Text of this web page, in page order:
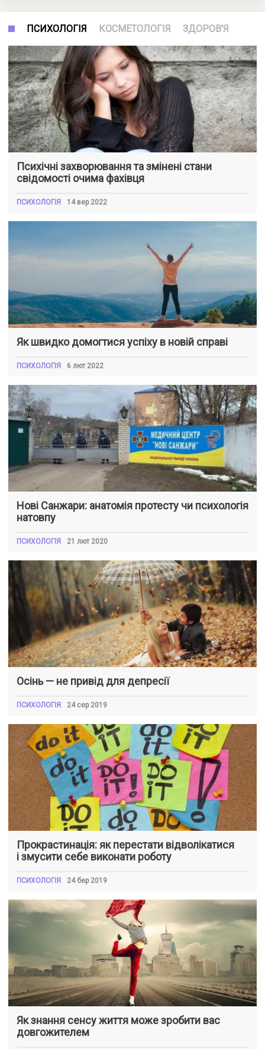
ПСИХОЛОГІЯ КОСМЕТОЛОГІЯ ЗДОРОВ'Я
Психічні захворювання та змінені стани
свідомості очима фахівця
ПСИХОЛОГІЯ 14 вер 2022
Як швидко домогтися успіху в новій справі
ПСИХОЛОГІЯ 6 лют 2022
Нові Санжари: анатомія протесту чи психологія
натовпу
ПСИХОЛОГІЯ 21 лют 2020
Осінь — не привід для депресії
ПСИХОЛОГІЯ 24 сер 2019
Прокрастинація: як перестати відволікатися
і змусити себе виконати роботу
ПСИХОЛОГІЯ 24 бер 2019
Як знання сенсу життя може зробити вас
довгожителем